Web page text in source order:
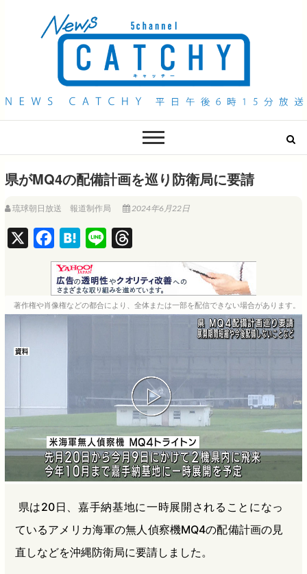
QAB NEWS Headline
県がMQ4の配備計画を巡り防衛局に要請
琉球朝日放送 報道制作局 2024年6月22日
a
c
e
H
a
t
e
i
n
e
h
r
e
著作権や肖像権などの都合により、全体または一部を配信できない場合があります。
県は20日、嘉手納基地に一時展開されることになっ
ているアメリカ海軍の無人偵察機MQ4の配備計画の見
直しなどを沖縄防衛局に要請しました。